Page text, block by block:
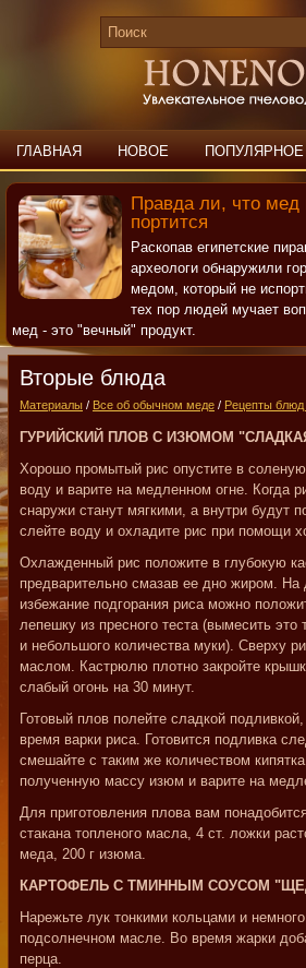
ГЛАВНАЯ НОВОЕ ПОПУЛЯРНОЕ
ПОИСК КОНТАКТЫ
Правда ли, что мед
портится
Раскопав египетские
археологи обнаружили
медом, который не
тех пор людей мучает
мед - это "вечный" продукт.
Вторые блюда
Материалы / Все об обычном меде / Рецепты блюд
ГУРИЙСКИЙ ПЛОВ С ИЗЮМОМ
Хорошо промытый рис опустите в
воду и варите на медленном огне. Когда
снаружи станут мягкими, а внутри будут
слейте воду и охладите рис при помощи
Охлажденный рис положите в глубокую
предварительно смазав ее дно жиром. На
избежание подгорания риса можно
лепешку из пресного теста (вымесить это
и небольшого количества муки). Сверху
маслом. Кастрюлю плотно закройте
слабый огонь на 30 минут.
Готовый плов полейте сладкой
время варки риса. Готовится подливка
смешайте с таким же количеством
полученную массу изюм и варите на
Для приготовления плова вам
стакана топленого масла, 4 ст. ложки
меда, 200 г изюма.
КАРТОФЕЛЬ С ТМИННЫМ СОУСОМ
Нарежьте лук тонкими кольцами и
подсолнечном масле. Во время жарки
перца.